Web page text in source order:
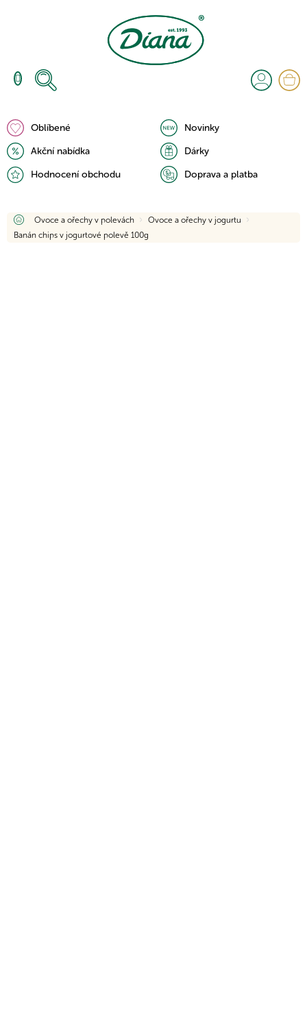
Oblíbené
Novinky
Akční nabídka
Dárky
Hodnocení obchodu
Doprava a platba
Domů
Ovoce a ořechy v polevách
Ovoce a ořechy v jogurtu
Banán chips v jogurtové polevě 100g